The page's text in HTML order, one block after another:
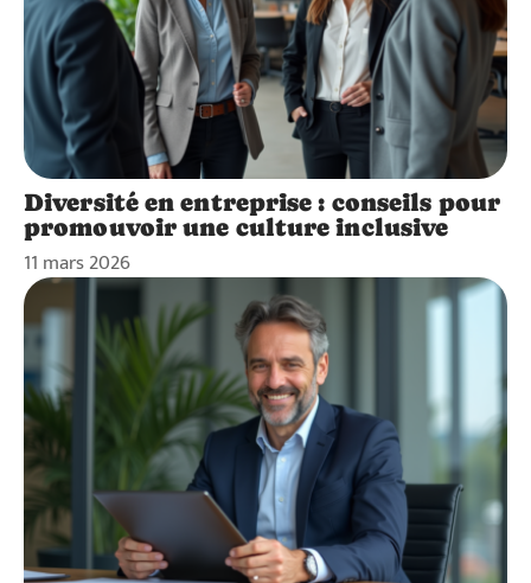
Diversité en entreprise : conseils pour
promouvoir une culture inclusive
11 mars 2026